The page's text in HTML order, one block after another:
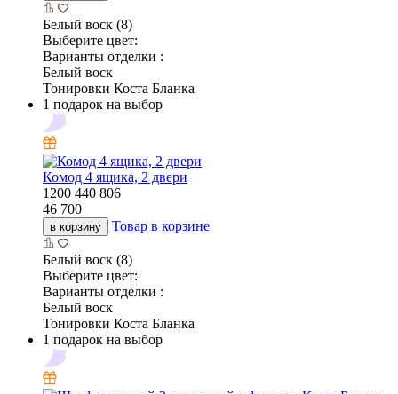
Белый воск (8)
Выберите цвет:
Варианты отделки :
Белый воск
Тонировки Коста Бланка
1 подарок на выбор
Комод 4 ящика, 2 двери
1200 440 806
46 700
в корзину Товар в корзине
Белый воск (8)
Выберите цвет:
Варианты отделки :
Белый воск
Тонировки Коста Бланка
1 подарок на выбор